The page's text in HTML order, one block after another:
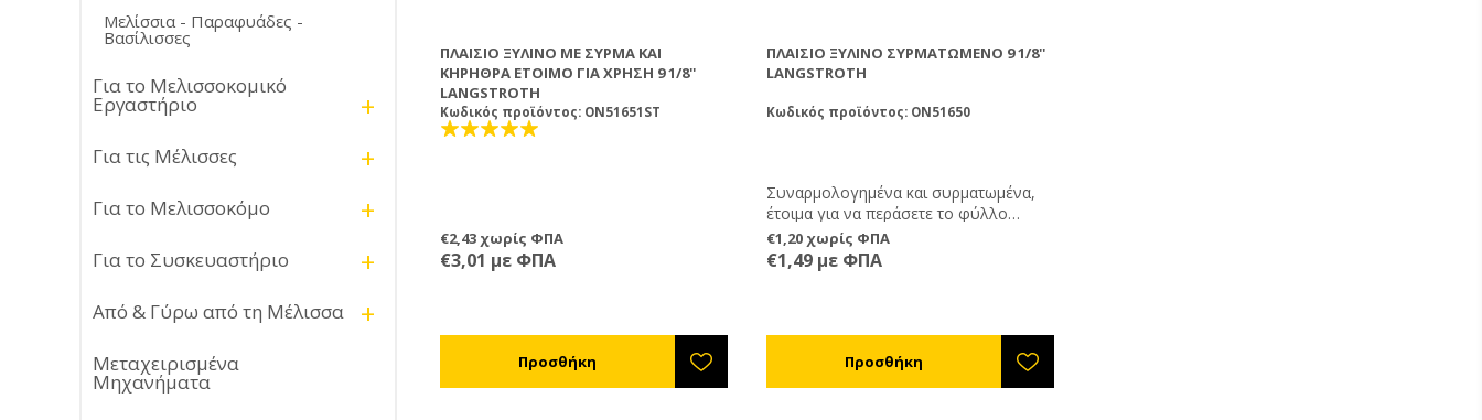
ΠΛΑΊΣΙΟ ΞΎΛΙΝΟ ΜΕ ΣΎΡΜΑ ΚΑΙ
ΚΗΡΉΘΡΑ ΈΤΟΙΜΟ ΓΙΑ ΧΡΉΣΗ 9 1/8''
LANGSTROTH
Κωδικός προϊόντος: ON51651ST
€2,43 χωρίς ΦΠΑ
€3,01 με ΦΠΑ
ΠΛΑΊΣΙΟ ΞΎΛΙΝΟ ΣΥΡΜΑΤΩΜΈΝΟ 9 1/8''
LANGSTROTH
Κωδικός προϊόντος: ON51650
Συναρμολογημένα και συρματωμένα,
έτοιμα για να περάσετε το φύλλο
κηρήθρας εσείς!
€1,20 χωρίς ΦΠΑ
€1,49 με ΦΠΑ
Μελίσσια - Παραφυάδες -
Βασίλισσες
Για το Μελισσοκομικό
Εργαστήριο +
Για τις Μέλισσες +
Για το Μελισσοκόμο +
Για το Συσκευαστήριο +
Από & Γύρω από τη Μέλισσα +
Μεταχειρισμένα
Μηχανήματα